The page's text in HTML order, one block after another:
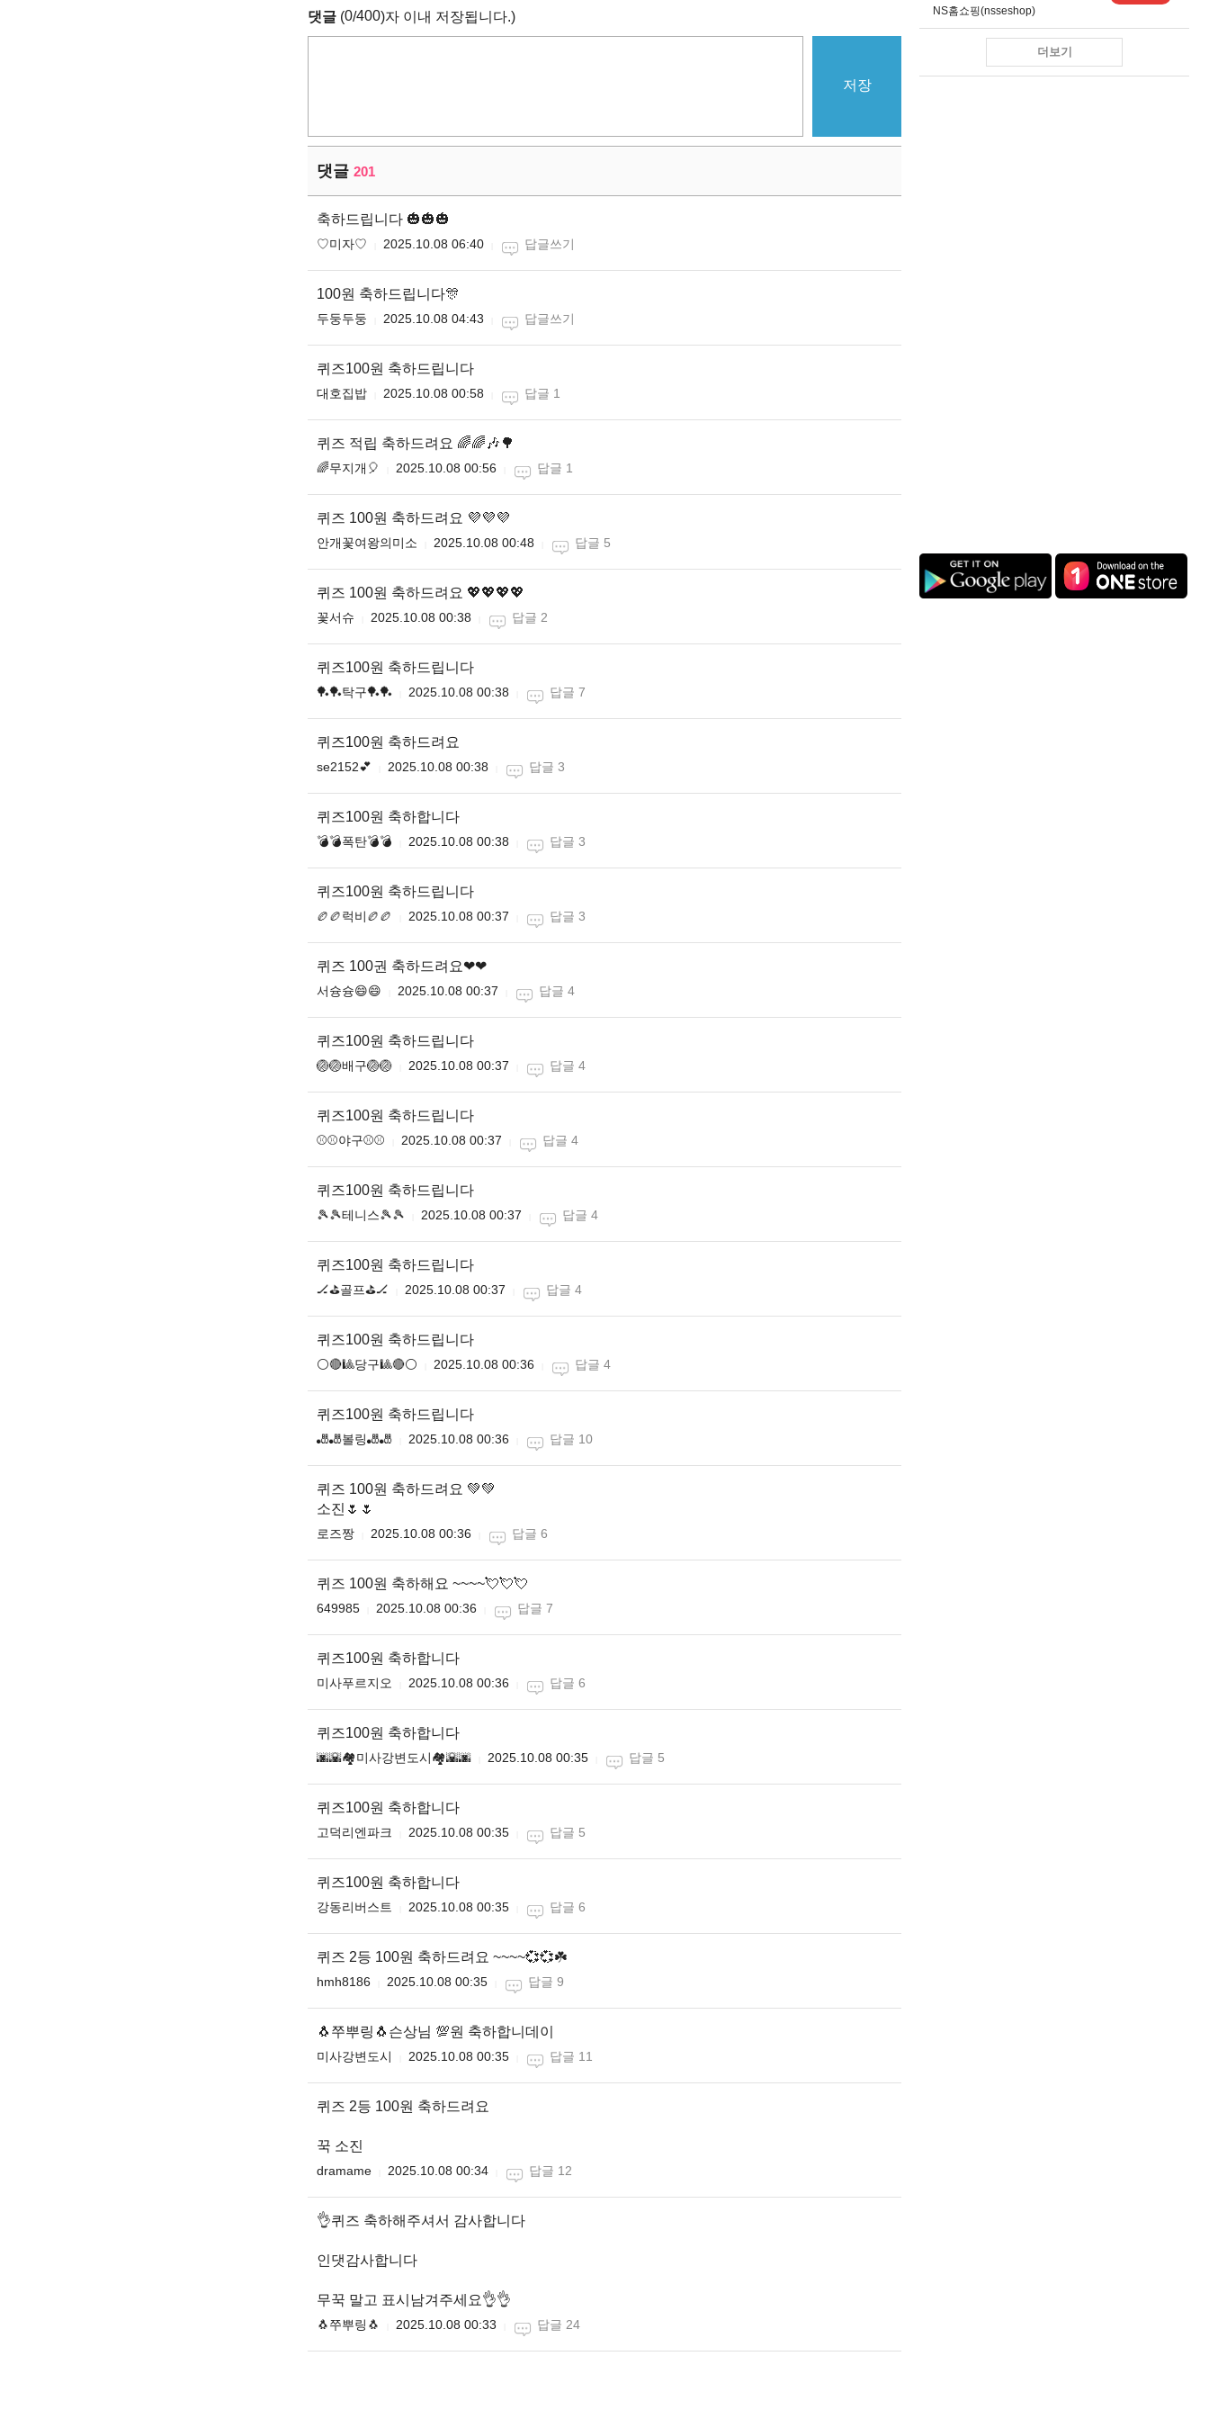
댓글 (0/400)자 이내 저장됩니다.)
저장
댓글 201
축하드립니다 🎃🎃🎃
♡미자♡ 2025.10.08 06:40 답글쓰기
100원 축하드립니다🎊
두둥두둥 2025.10.08 04:43 답글쓰기
퀴즈100원 축하드립니다
대호집밥 2025.10.08 00:58 답글 1
퀴즈 적립 축하드려요 🌈🌈🎶🌳
🌈무지개🎈 2025.10.08 00:56 답글 1
퀴즈 100원 축하드려요 💜💜💜
안개꽃여왕의미소 2025.10.08 00:48 답글 5
퀴즈 100원 축하드려요 💖💖💖💖
꽃서슈 2025.10.08 00:38 답글 2
퀴즈100원 축하드립니다
🏓🏓탁구🏓🏓 2025.10.08 00:38 답글 7
퀴즈100원 축하드려요
se2152💕 2025.10.08 00:38 답글 3
퀴즈100원 축하합니다
💣💣폭탄💣💣 2025.10.08 00:38 답글 3
퀴즈100원 축하드립니다
🏉🏉럭비🏉🏉 2025.10.08 00:37 답글 3
퀴즈 100권 축하드려요❤❤
서슝슝😄😄 2025.10.08 00:37 답글 4
퀴즈100원 축하드립니다
🏐🏐배구🏐🏐 2025.10.08 00:37 답글 4
퀴즈100원 축하드립니다
⚾⚾야구⚾⚾ 2025.10.08 00:37 답글 4
퀴즈100원 축하드립니다
🎾🎾테니스🎾🎾 2025.10.08 00:37 답글 4
퀴즈100원 축하드립니다
🏒⛳골프⛳🏒 2025.10.08 00:37 답글 4
퀴즈100원 축하드립니다
⚪🔴🎱당구🎱🔴⚪ 2025.10.08 00:36 답글 4
퀴즈100원 축하드립니다
🎳🎳볼링🎳🎳 2025.10.08 00:36 답글 10
퀴즈 100원 축하드려요 💚💚
소진🌷🌷
로즈짱 2025.10.08 00:36 답글 6
퀴즈 100원 축하해요 ~~~~💘💘💘
649985 2025.10.08 00:36 답글 7
퀴즈100원 축하합니다
미사푸르지오 2025.10.08 00:36 답글 6
퀴즈100원 축하합니다
🌆🌇🏘미사강변도시🏘🌇🌆 2025.10.08 00:35 답글 5
퀴즈100원 축하합니다
고덕리엔파크 2025.10.08 00:35 답글 5
퀴즈100원 축하합니다
강동리버스트 2025.10.08 00:35 답글 6
퀴즈 2등 100원 축하드려요 ~~~~💞💞☘️
hmh8186 2025.10.08 00:35 답글 9
🐧쭈뿌링🐧슨상님 💯원 축하합니데이
미사강변도시 2025.10.08 00:35 답글 11
퀴즈 2등 100원 축하드려요
꾹 소진
dramame 2025.10.08 00:34 답글 12
👌퀴즈 축하해주셔서 감사합니다
인댓감사합니다
무꾹 말고 표시남겨주세요👌👌
🐧쭈뿌링🐧 2025.10.08 00:33 답글 24
NS홈쇼핑(nsseshop)
더보기